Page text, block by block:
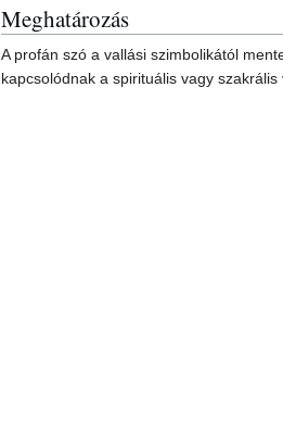
Meghatározás
A profán szó a vallási szimbolikától
kapcsolódnak a spirituális vagy szakrális